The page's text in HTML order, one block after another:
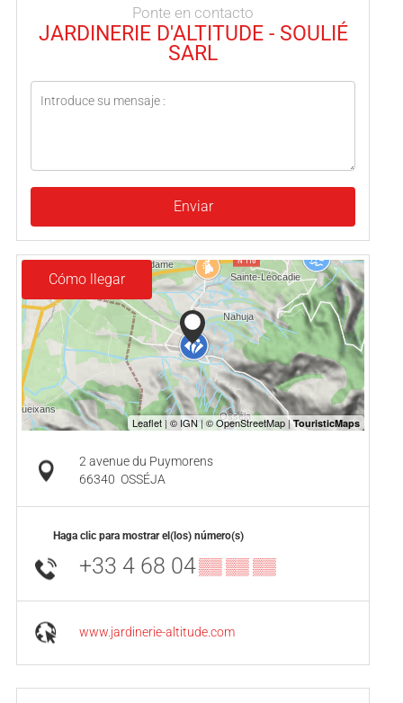
Ponte en contacto
JARDINERIE D'ALTITUDE - SOULIÉ
SARL
Enviar
Cómo llegar
2 avenue du Puymorens
66340 OSSÉJA
Haga clic para mostrar el(los) número(s)
+33 4 68 04▒▒ ▒▒ ▒▒
www.jardinerie-altitude.com